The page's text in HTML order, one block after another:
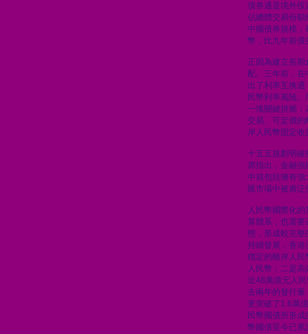
債券通是境外投
佔總體交易份額
中國債券規模
幣，比九年前債
正因為建立長
配。三年前，
出了利率互換
民幣利率風險
一塊關鍵拼圖：
交易、可定價的
岸人民幣固定
十五五規劃明確
席指出，金融
中就包括擁有強
匯市場中被廣
人民幣國際化
算體系，也需要
態，形成較完整
持續發展，香港
穩定的離岸人
人民幣；二是
近48萬億元人
去兩年的發行
更突破了1.6萬
民幣國債所形
幣國債至今已